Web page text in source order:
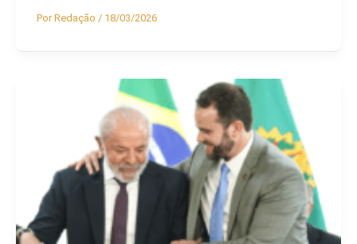
PorRedação / 18/03/2026